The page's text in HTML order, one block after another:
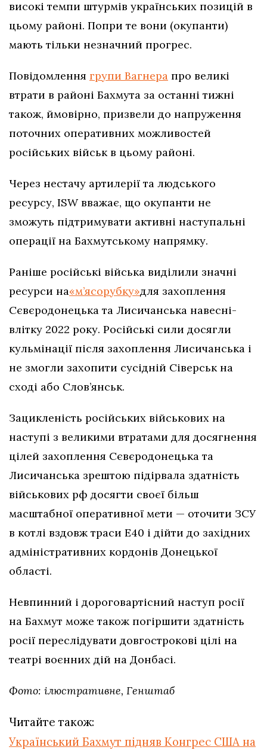
високі темпи штурмів українських позицій в
цьому районі. Попри те вони (окупанти)
мають тільки незначний прогрес.
Повідомлення групи Вагнера про великі
втрати в районі Бахмута за останні тижні
також, ймовірно, призвели до напруження
поточних оперативних можливостей
російських військ в цьому районі.
Через нестачу артилерії та людського
ресурсу, ISW вважає, що окупанти не
зможуть підтримувати активні наступальні
операції на Бахмутському напрямку.
Раніше російські війська виділили значні
ресурси на«м’ясорубку»для захоплення
Сєвєродонецька та Лисичанська навесні-
влітку 2022 року. Російські сили досягли
кульмінації після захоплення Лисичанська і
не змогли захопити сусідній Сіверськ на
сході або Слов’янськ.
Зацикленість російських військових на
наступі з великими втратами для досягнення
цілей захоплення Сєвєродонецька та
Лисичанська зрештою підірвала здатність
військових рф досягти своєї більш
масштабної оперативної мети — оточити ЗСУ
в котлі вздовж траси Е40 і дійти до західних
адміністративних кордонів Донецької
області.
Невпинний і дороговартісний наступ росії
на Бахмут може також погіршити здатність
росії переслідувати довгострокові цілі на
театрі воєнних дій на Донбасі.
Фото: ілюстративне, Генштаб
Читайте також:
Український Бахмут підняв Конгрес США на